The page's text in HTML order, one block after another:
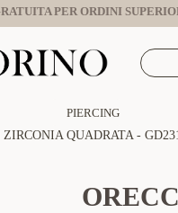
PER ORDINI
PIERCING
QUADRATA -